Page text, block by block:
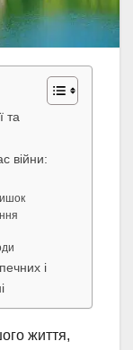
та
війни:
і
життя,